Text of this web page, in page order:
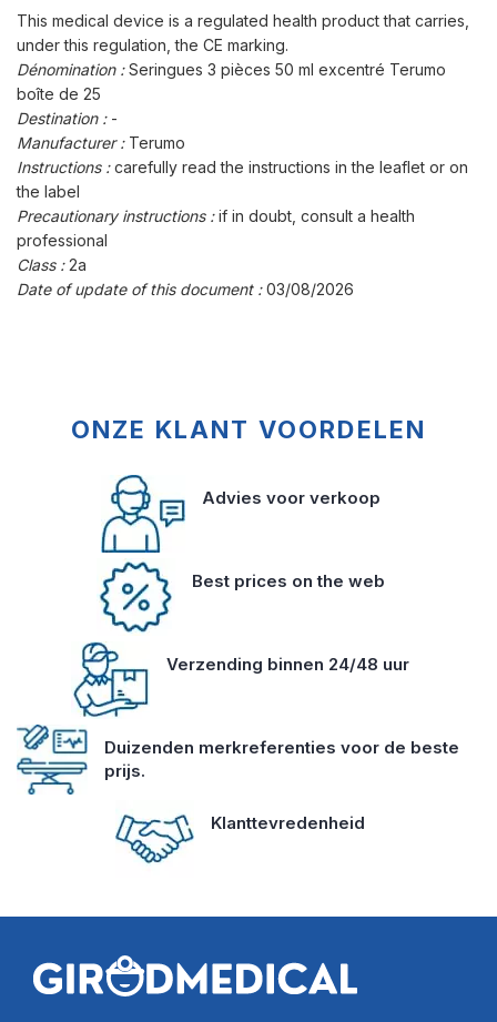
This medical device is a regulated health product that carries,
under this regulation, the CE marking.
Dénomination :Seringues 3 pièces 50 ml excentré Terumo
boîte de 25
Destination : -
Manufacturer : Terumo
Instructions :carefully read the instructions in the leaflet or on
the label
Precautionary instructions :if in doubt, consult a health
professional
Class :2a
Date of update of this document :03/08/2026
ONZE KLANT VOORDELEN
Advies voor verkoop
Best prices on the web
Verzending binnen 24/48 uur
Duizenden merkreferenties voor de beste
prijs.
Klanttevredenheid